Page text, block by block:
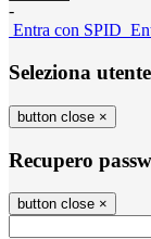
-
Entra con SPID
Seleziona utente
button close ×
Recupero
button close ×